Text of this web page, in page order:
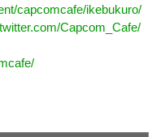
capcomcafe/ikebukuro/
Capcom_Cafe/